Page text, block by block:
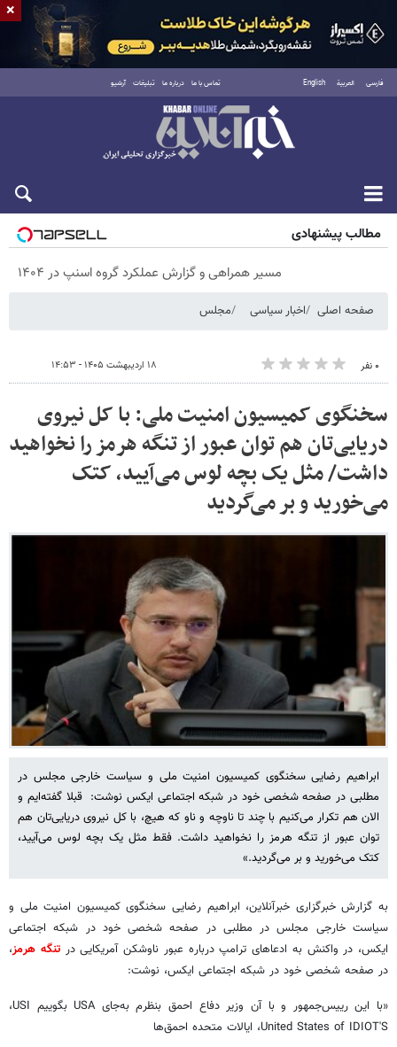
فارسی العربية English تماس با ما درباره ما تبلیغات آرشیو
پنجشنبه ۱۵ مرداد ۱۴۰۵
مطالب پیشنهادی
مسیر همراهی و گزارش عملکرد گروه اسنپ در ۱۴۰۴
صفحه اصلی اخبار سیاسی مجلس
۰ نفر ۱۸ اردیبهشت ۱۴۰۵ - ۱۴:۵۳
سخنگوی کمیسیون امنیت ملی: با کل نیروی
دریایی‌تان هم توان عبور از تنگه هرمز را نخواهید
داشت/ مثل یک بچه لوس می‌آیید، کتک
می‌خورید و بر می‌گردید
ابراهیم رضایی سخنگوی کمیسیون امنیت ملی و سیاست خارجی مجلس در
مطلبی در صفحه شخصی خود در شبکه اجتماعی ایکس نوشت: ‏ قبلا گفته‌ایم و
الان هم تکرار می‌کنیم با چند تا ناوچه و ناو که هیچ، با کل نیروی دریایی‌تان هم
توان عبور از تنگه هرمز را نخواهید داشت. فقط مثل یک بچه لوس می‌آیید،
کتک می‌خورید و بر می‌گردید.»
به گزارش خبرگزاری خبرآنلاین، ابراهیم رضایی سخنگوی کمیسیون امنیت ملی و
سیاست خارجی مجلس در مطلبی در صفحه شخصی خود در شبکه اجتماعی
ایکس، در واکنش به ادعاهای ترامپ درباره عبور ناوشکن آمریکایی در تنگه هرمز،
در صفحه شخصی خود در شبکه اجتماعی ایکس، نوشت:
‏«با این رییس‌جمهور و با آن وزیر دفاع احمق بنظرم به‌جای USA بگوییم USI،
×